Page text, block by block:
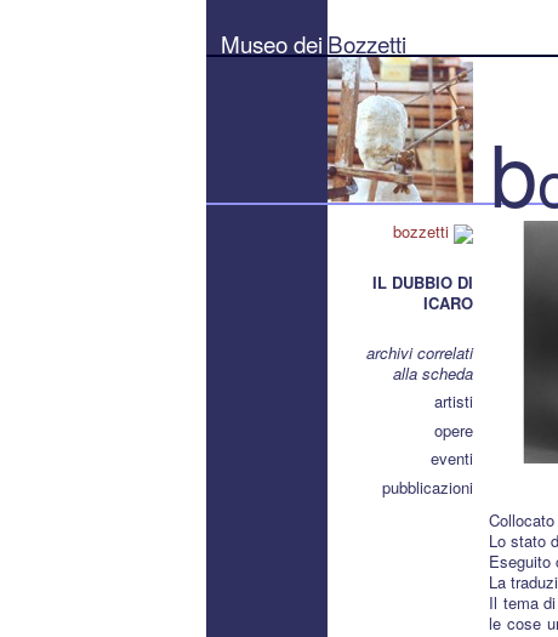
Museo dei Bozzetti
bozzetti
IL DUBBIO DI
ICARO
archivi correlati
alla scheda
artisti
opere
eventi
pubblicazioni
b
Lo stato
Eseguito
La
Il tema
le cose